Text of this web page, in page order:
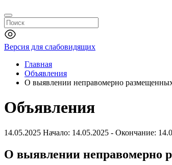
Версия для слабовидящих
Главная
Объявления
О выявлении неправомерно
Объявления
14.05.2025 Начало: 14.05.2025 - Окончание:
О выявлении неправомерно